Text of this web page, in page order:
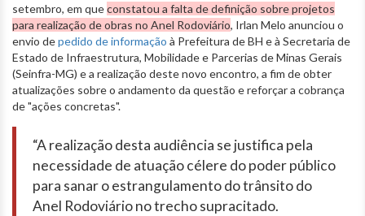
setembro, em queconstatou a falta de definição sobre projetos
para realização de obras no Anel Rodoviário, Irlan Melo anunciou o
envio depedido de informação à Prefeitura de BH e à Secretaria de
Estado de Infraestrutura, Mobilidade e Parcerias de Minas Gerais
(Seinfra-MG) e a realização deste novo encontro, a fim de obter
atualizações sobre o andamento da questão e reforçar a cobrança
de "ações concretas".
“A realização desta audiência se justifica pela
necessidade de atuação célere do poder público
para sanar o estrangulamento do trânsito do
Anel Rodoviário no trecho supracitado.